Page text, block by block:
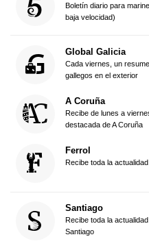
Boletín diario para
baja velocidad)
Global Galicia
Cada viernes, un
gallegos en el exterior
A Coruña
Recibe de lunes a
destacada de A Coruña
Ferrol
Recibe toda la
Santiago
Recibe toda la
Santiago